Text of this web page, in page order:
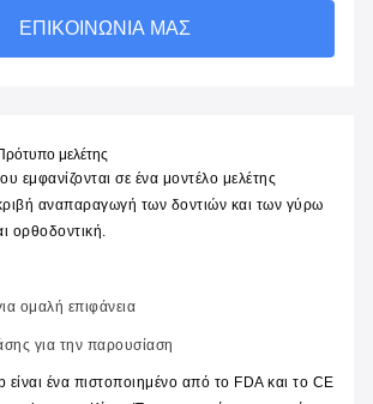
ΕΠΙΚΟΙΝΩΝΊΑ ΜΑΣ
μελέτης
εμφανίζονται σε ένα μοντέλο μελέτης
αναπαραγωγή των δοντιών και των γύρω
ορθοδοντική.
ομαλή επιφάνεια
για την παρουσίαση
ένα πιστοποιημένο από το FDA και το CE